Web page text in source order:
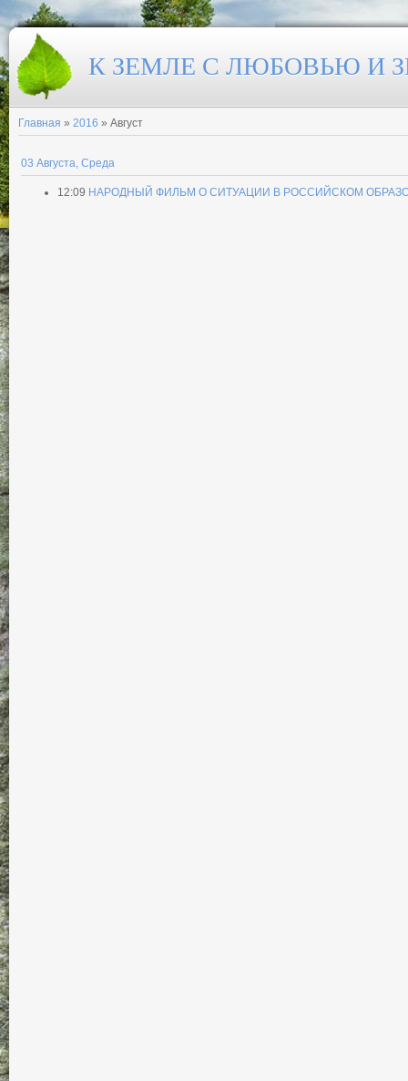
К ЗЕМЛЕ С ЛЮБОВЬЮ И
Главная » 2016 » Август
03 Августа, Среда
12:09 НАРОДНЫЙ ФИЛЬМ О СИТУАЦИИ В РОССИЙСКОМ